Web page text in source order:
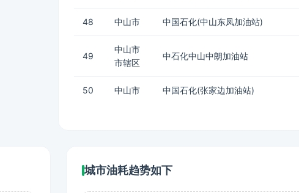
48 中山市 中国石化(中山东凤加油站)
49
中山市
市辖区
中石化中山中朗加油站
50 中山市 中国石化(张家边加油站)
城市油耗趋势如下